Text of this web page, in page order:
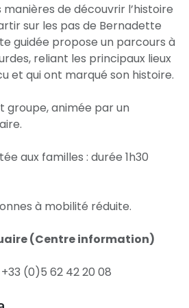
manières de découvrir l’histoire
sur les pas de Bernadette
guidée propose un parcours à
reliant les principaux lieux
et qui ont marqué son histoire.
groupe, animée par un
aux familles : durée 1h30
à mobilité réduite.
(Centre information)
(0)5 62 42 20 08